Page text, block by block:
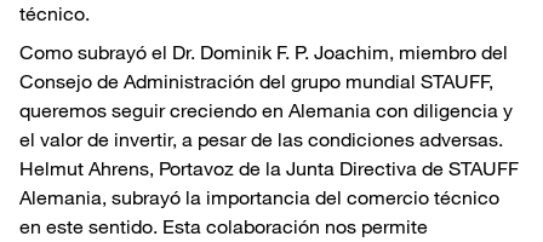
técnico.
Como subrayó el Dr. Dominik F. P. Joachim, miembro del
Consejo de Administración del grupo mundial STAUFF,
queremos seguir creciendo en Alemania con diligencia y
el valor de invertir, a pesar de las condiciones adversas.
Helmut Ahrens, Portavoz de la Junta Directiva de STAUFF
Alemania, subrayó la importancia del comercio técnico
en este sentido. Esta colaboración nos permite